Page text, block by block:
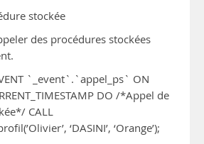
stockée
des procédures stockées
`_event`.`appel_ps` ON
DO /*Appel de
CALL
‘DASINI’, ‘Orange’);